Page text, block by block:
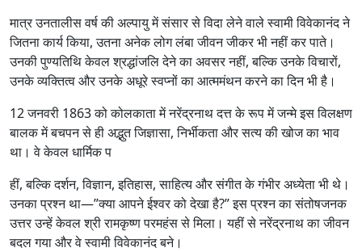
मात्र उनतालीस वर्ष की अल्पायु में संसार से विदा लेने वाले स्वामी विवेकानंद ने
जितना कार्य किया, उतना अनेक लोग लंबा जीवन जीकर भी नहीं कर पाते।
उनकी पुण्यतिथि केवल श्रद्धांजलि देने का अवसर नहीं, बल्कि उनके विचारों,
उनके व्यक्तित्व और उनके अधूरे स्वप्नों का आत्ममंथन करने का दिन भी है।
12 जनवरी 1863 को कोलकाता में नरेंद्रनाथ दत्त के रूप में जन्मे इस विलक्षण
बालक में बचपन से ही अद्भुत जिज्ञासा, निर्भीकता और सत्य की खोज का भाव
था। वे केवल धार्मिक प
हीं, बल्कि दर्शन, विज्ञान, इतिहास, साहित्य और संगीत के गंभीर अध्येता भी थे।
उनका प्रश्न था—”क्या आपने ईश्वर को देखा है?” इस प्रश्न का संतोषजनक
उत्तर उन्हें केवल श्री रामकृष्ण परमहंस से मिला। यहीं से नरेंद्रनाथ का जीवन
बदल गया और वे स्वामी विवेकानंद बने।